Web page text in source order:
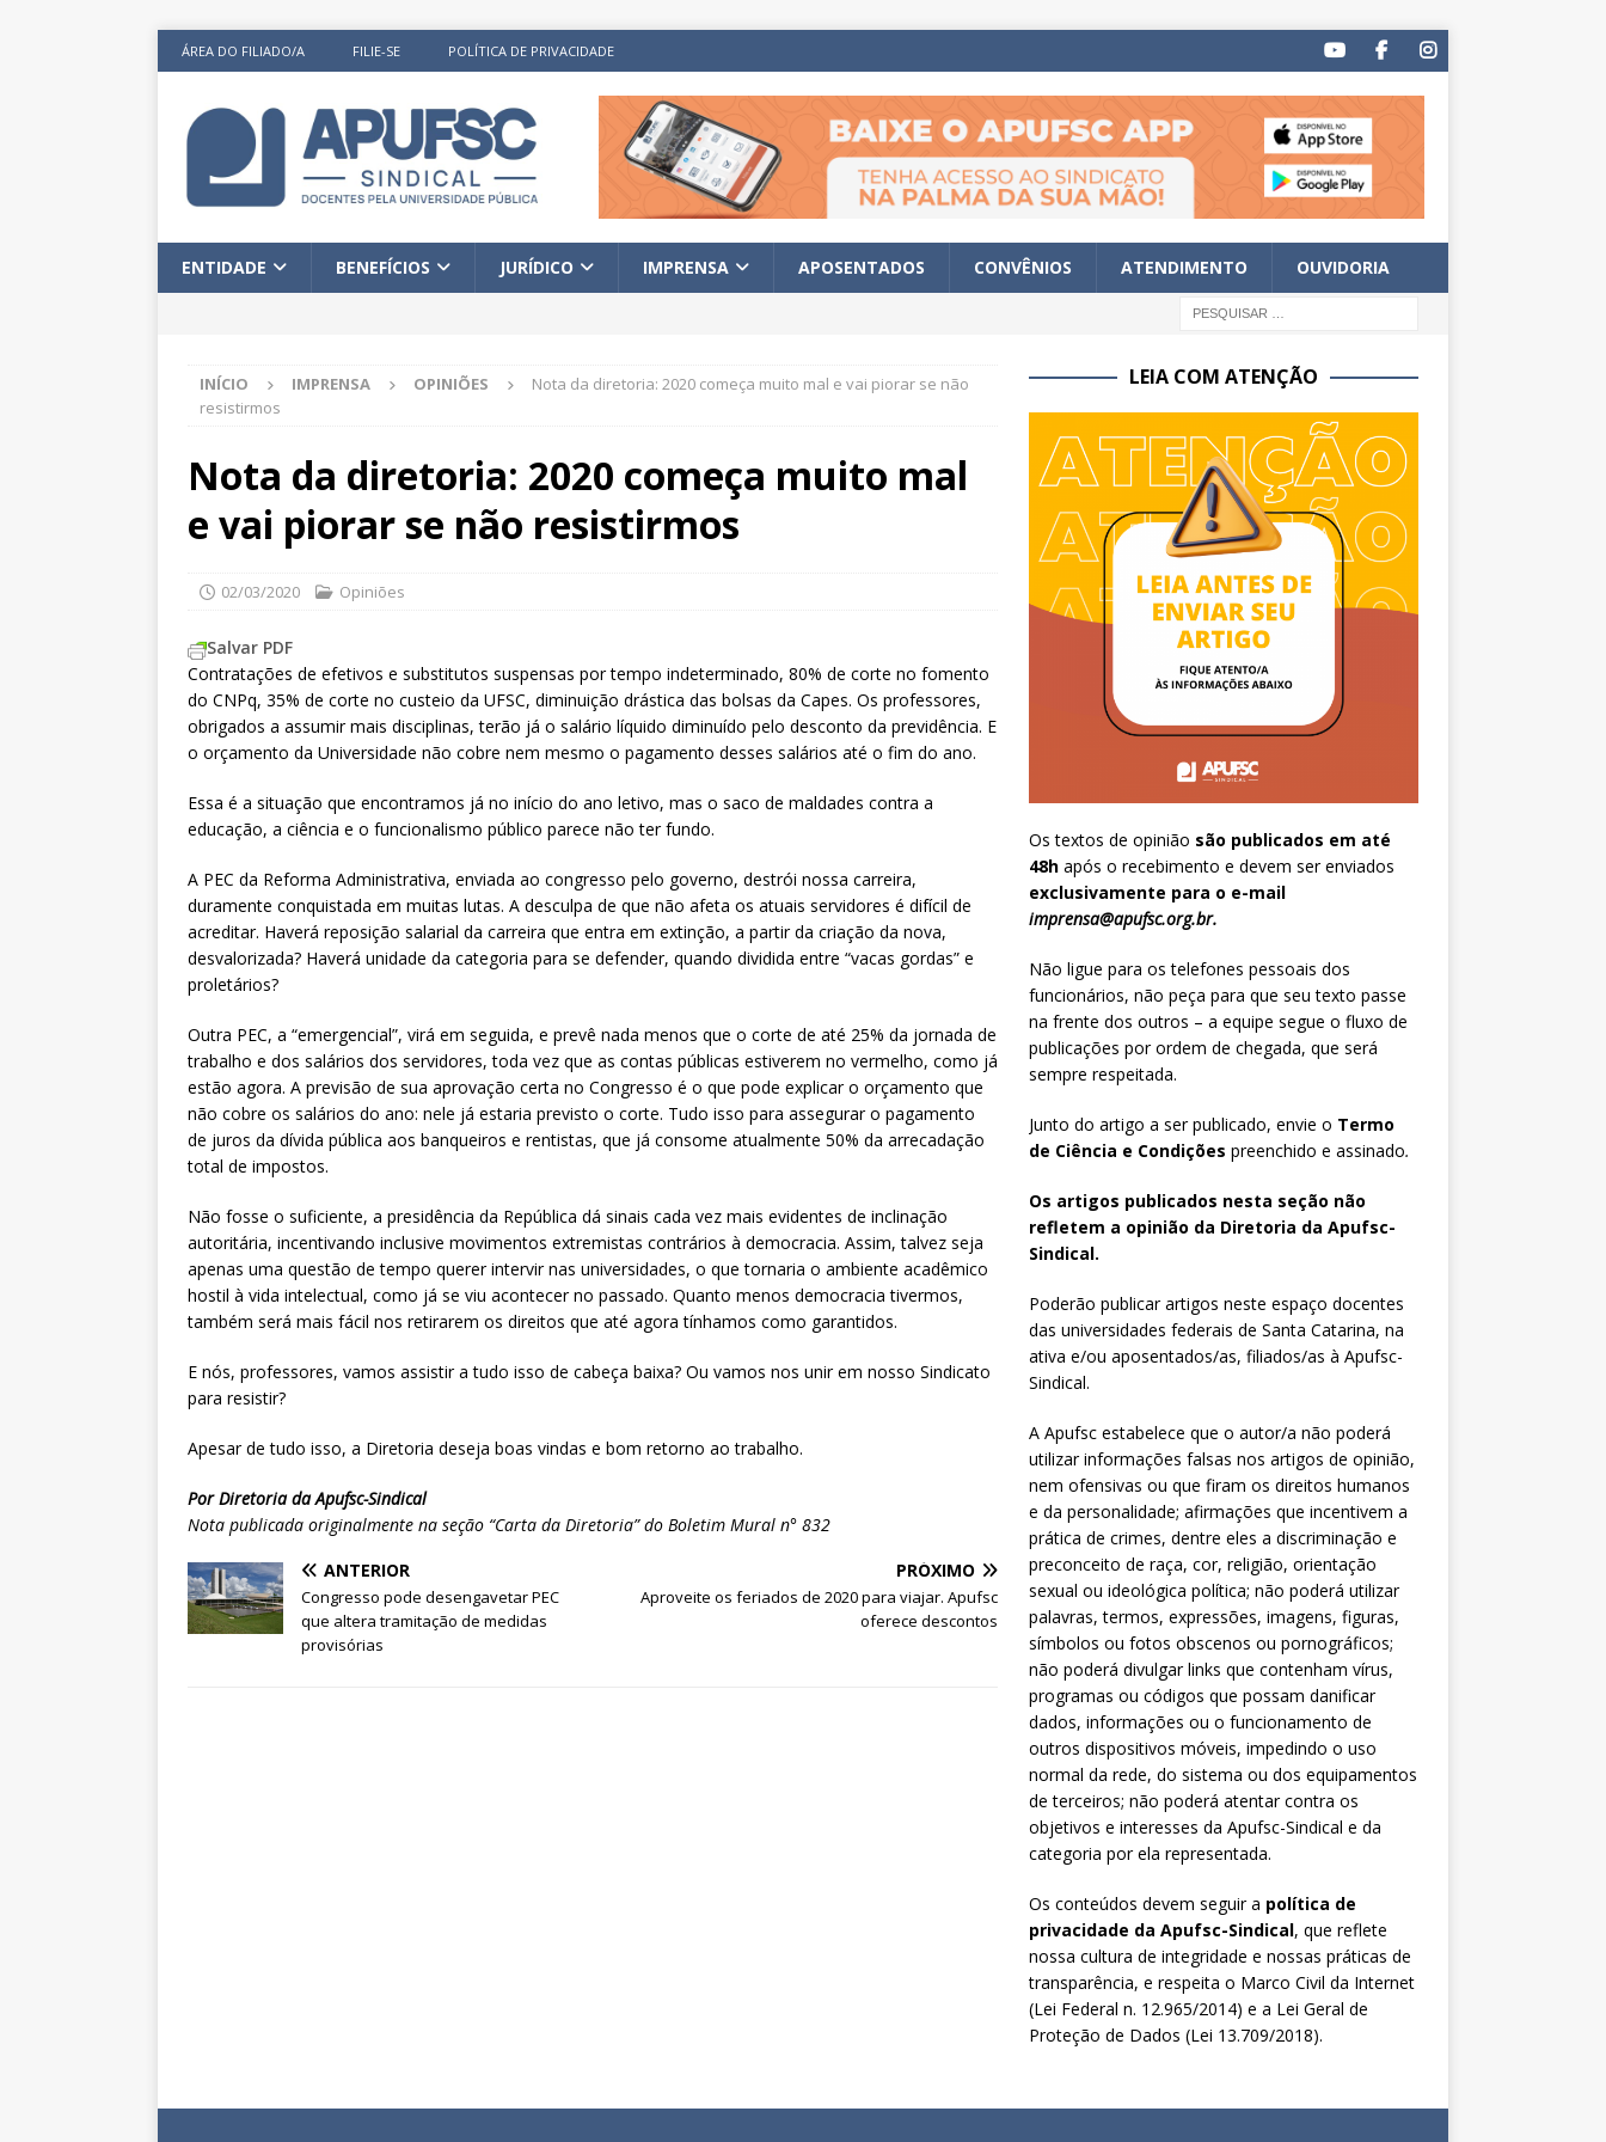
ÁREA DO FILIADO/A FILIE-SE POLÍTICA DE PRIVACIDADE
ENTIDADE BENEFÍCIOS JURÍDICO IMPRENSA APOSENTADOS CONVÊNIOS ATENDIMENTO OUVIDORIA
INÍCIO IMPRENSA OPINIÕES
Nota da diretoria: 2020 começa muito mal e vai piorar se não
resistirmos
Nota da diretoria: 2020 começa muito mal
e vai piorar se não resistirmos
02/03/2020 Opiniões
Salvar PDF
Contratações de efetivos e substitutos suspensas por tempo indeterminado, 80% de corte no fomento
do CNPq, 35% de corte no custeio da UFSC, diminuição drástica das bolsas da Capes. Os professores,
obrigados a assumir mais disciplinas, terão já o salário líquido diminuído pelo desconto da previdência. E
o orçamento da Universidade não cobre nem mesmo o pagamento desses salários até o fim do ano.
Essa é a situação que encontramos já no início do ano letivo, mas o saco de maldades contra a
educação, a ciência e o funcionalismo público parece não ter fundo.
A PEC da Reforma Administrativa, enviada ao congresso pelo governo, destrói nossa carreira,
duramente conquistada em muitas lutas. A desculpa de que não afeta os atuais servidores é difícil de
acreditar. Haverá reposição salarial da carreira que entra em extinção, a partir da criação da nova,
desvalorizada? Haverá unidade da categoria para se defender, quando dividida entre “vacas gordas” e
proletários?
Outra PEC, a “emergencial”, virá em seguida, e prevê nada menos que o corte de até 25% da jornada de
trabalho e dos salários dos servidores, toda vez que as contas públicas estiverem no vermelho, como já
estão agora. A previsão de sua aprovação certa no Congresso é o que pode explicar o orçamento que
não cobre os salários do ano: nele já estaria previsto o corte. Tudo isso para assegurar o pagamento
de juros da dívida pública aos banqueiros e rentistas, que já consome atualmente 50% da arrecadação
total de impostos.
Não fosse o suficiente, a presidência da República dá sinais cada vez mais evidentes de inclinação
autoritária, incentivando inclusive movimentos extremistas contrários à democracia. Assim, talvez seja
apenas uma questão de tempo querer intervir nas universidades, o que tornaria o ambiente acadêmico
hostil à vida intelectual, como já se viu acontecer no passado. Quanto menos democracia tivermos,
também será mais fácil nos retirarem os direitos que até agora tínhamos como garantidos.
E nós, professores, vamos assistir a tudo isso de cabeça baixa? Ou vamos nos unir em nosso Sindicato
para resistir?
Apesar de tudo isso, a Diretoria deseja boas vindas e bom retorno ao trabalho.
Por Diretoria da Apufsc-Sindical
Nota publicada originalmente na seção “Carta da Diretoria” do Boletim Mural n° 832
ANTERIOR
Congresso pode desengavetar PEC
que altera tramitação de medidas
provisórias
PRÓXIMO
Aproveite os feriados de 2020 para viajar. Apufsc
oferece descontos
LEIA COM ATENÇÃO
Os textos de opinião são publicados em até
48hapós o recebimento e devem ser enviados
exclusivamente para o e-mail
imprensa@apufsc.org.br.
Não ligue para os telefones pessoais dos
funcionários, não peça para que seu texto passe
na frente dos outros – a equipe segue o fluxo de
publicações por ordem de chegada, que será
sempre respeitada.
Junto do artigo a ser publicado, envie o Termo
de Ciência e Condições preenchido e assinado.
Os artigos publicados nesta seção não
refletem a opinião da Diretoria da Apufsc-
Sindical.
Poderão publicar artigos neste espaço docentes
das universidades federais de Santa Catarina, na
ativa e/ou aposentados/as, filiados/as à Apufsc-
Sindical.
A Apufsc estabelece que o autor/a não poderá
utilizar informações falsas nos artigos de opinião,
nem ofensivas ou que firam os direitos humanos
e da personalidade; afirmações que incentivem a
prática de crimes, dentre eles a discriminação e
preconceito de raça, cor, religião, orientação
sexual ou ideológica política; não poderá utilizar
palavras, termos, expressões, imagens, figuras,
símbolos ou fotos obscenos ou pornográficos;
não poderá divulgar links que contenham vírus,
programas ou códigos que possam danificar
dados, informações ou o funcionamento de
outros dispositivos móveis, impedindo o uso
normal da rede, do sistema ou dos equipamentos
de terceiros; não poderá atentar contra os
objetivos e interesses da Apufsc-Sindical e da
categoria por ela representada.
Os conteúdos devem seguir a política de
privacidade da Apufsc-Sindical, que reflete
nossa cultura de integridade e nossas práticas de
transparência, e respeita o Marco Civil da Internet
(Lei Federal n. 12.965/2014) e a Lei Geral de
Proteção de Dados (Lei 13.709/2018).